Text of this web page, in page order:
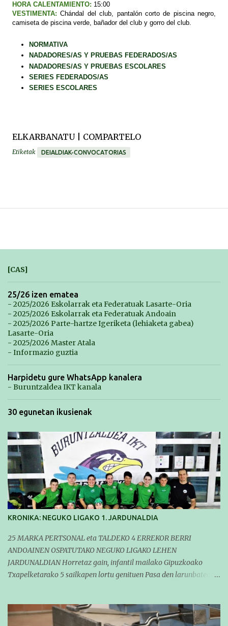
HORA CALENTAMIENTO: 15:00
VESTIMENTA: Chándal del club, pantalón corto de piscina negro,
camiseta de piscina verde, bañador del club y gorro del club.
NORMATIVA
NADADORES/AS Y PRUEBAS FEDERADOS/AS
NADADORES/AS Y PRUEBAS ESCOLARES
SERIES FEDERADOS/AS
SERIES ESCOLARES
ELKARBANATU | COMPARTELO
Etiketak DEIALDIAK-CONVOCATORIAS
[CAS]
25/26 izen ematea
- 2025/2026 Eskolarrak eta Federatuak Lasarte-Oria
- 2025/2026 Eskolarrak eta Federatuak Andoain
- 2025/2026 Parte-hartze Igeriketa (lehiaketa gabea)
Lasarte-Oria
- 2025/2026 Master Atala
- Informazio guztia
Harpidetu gure WhatsApp kanalera
- Buruntzaldea IKT kanala
30 egunetan ikusienak
KRONIKA: NEGUKO LIGAKO 1. JARDUNALDIA
25 MARKA PERTSONAL eta TALDEKO 4 ERREKOR BERRI
ANDOAINEN OSPATUTAKO NEGUKO LIGAKO LEHEN
JARDUNALDIAN Horretaz gain, infantil mailako Gipuzkoako
Txapelketarako 5 sailkapen lortu genituen Pasa den larunbatean
hartzen. Bertan gure taldeko 16 igerilari aritu ziren. Denboraldiari
hasera ona eman zioten gue taldekideek. Ohikoa den bezela, garai